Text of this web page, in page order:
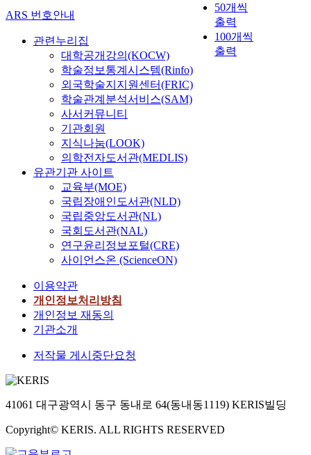
50개씩
출력
100개씩
출력
ARS 번호안내
관련누리집
대학공개강의(KOCW)
학술정보통계시스템(Rinfo)
외국학술지지원센터(FRIC)
학술관계분석서비스(SAM)
사서커뮤니티
기관회원
지식나눔(LOOK)
의학전자도서관(MEDLIS)
유관기관 사이트
교육부(MOE)
국립장애인도서관(NLD)
국립중앙도서관(NL)
국회도서관(NAL)
연구윤리정보포털(CRE)
사이언스온 (ScienceON)
이용약관
개인정보처리방침
개인정보 재동의
기관소개
저작물 게시중단요청
41061 대구광역시 동구 동내로 64(동내동1119) KERIS빌딩
Copyright© KERIS. ALL RIGHTS RESERVED